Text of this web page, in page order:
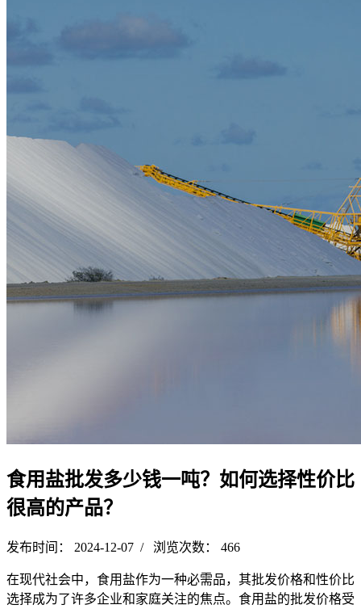
食用盐批发多少钱一吨？如何选择性价比
很高的产品？
发布时间： 2024-12-07 / 浏览次数： 466
在现代社会中，食用盐作为一种必需品，其批发价格和性价比
选择成为了许多企业和家庭关注的焦点。食用盐的批发价格受